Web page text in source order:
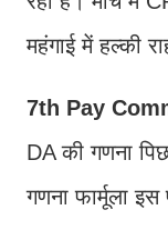
महंगाई में हल्की
7th Pay
DA की गणना
गणना फार्मूला